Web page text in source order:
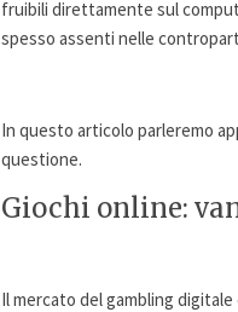
fruibili direttamente sul
spesso assenti nelle
In questo articolo parleremo
questione.
Giochi online:
Il mercato del gambling